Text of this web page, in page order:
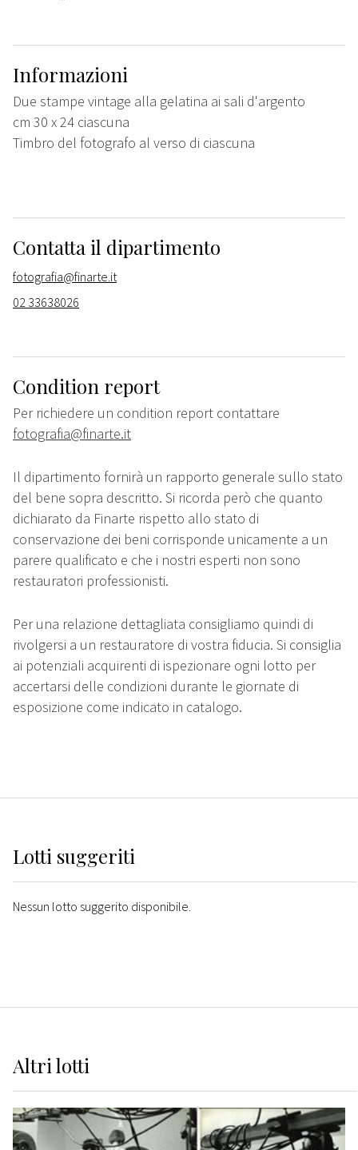
Informazioni
Due stampe vintage alla gelatina ai sali d'argento
cm 30 x 24 ciascuna
Timbro del fotografo al verso di ciascuna
Contatta il dipartimento
fotografia@finarte.it
02 33638026
Condition report
Per richiedere un condition report contattare
fotografia@finarte.it
Il dipartimento fornirà un rapporto generale sullo stato
del bene sopra descritto. Si ricorda però che quanto
dichiarato da Finarte rispetto allo stato di
conservazione dei beni corrisponde unicamente a un
parere qualificato e che i nostri esperti non sono
restauratori professionisti.
Per una relazione dettagliata consigliamo quindi di
rivolgersi a un restauratore di vostra fiducia. Si consiglia
ai potenziali acquirenti di ispezionare ogni lotto per
accertarsi delle condizioni durante le giornate di
esposizione come indicato in catalogo.
Lotti suggeriti
Nessun lotto suggerito disponibile.
Altrilotti